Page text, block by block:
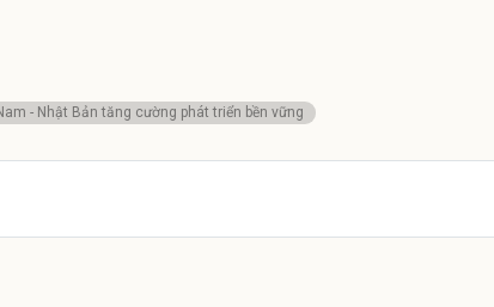
- Nhật Bản tăng cường phát triển bền vững